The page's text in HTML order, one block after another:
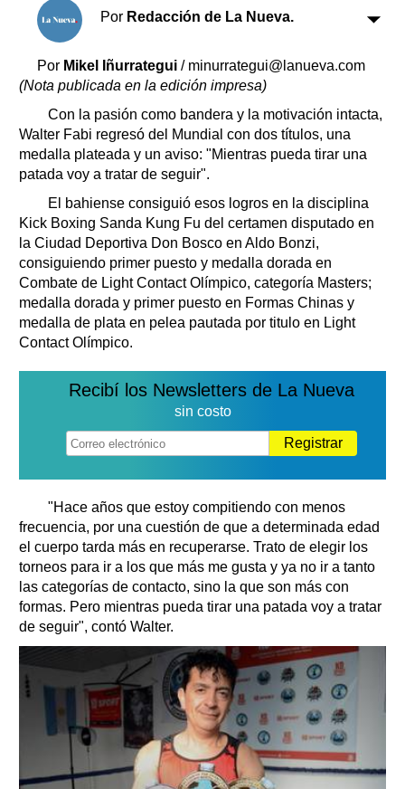
Clasificados
Horóscopo
Suplementos
Servicios
Farmacias
Transportes
Loterías
Datos Útiles
Fúnebres
Edictos
Teléfonos de urgencia
Por Redacción de La Nueva.
Por Mikel Iñurrategui / minurrategui@lanueva.com
(Nota publicada en la edición impresa)
Con la pasión como bandera y la motivación intacta,
Walter Fabi regresó del Mundial con dos títulos, una
medalla plateada y un aviso: "Mientras pueda tirar una
patada voy a tratar de seguir".
El bahiense consiguió esos logros en la disciplina
Kick Boxing Sanda Kung Fu del certamen disputado en
la Ciudad Deportiva Don Bosco en Aldo Bonzi,
consiguiendo primer puesto y medalla dorada en
Combate de Light Contact Olímpico, categoría Masters;
medalla dorada y primer puesto en Formas Chinas y
medalla de plata en pelea pautada por titulo en Light
Contact Olímpico.
Recibí los Newsletters de La Nueva
sin costo
Registrar
"Hace años que estoy compitiendo con menos
frecuencia, por una cuestión de que a determinada edad
el cuerpo tarda más en recuperarse. Trato de elegir los
torneos para ir a los que más me gusta y ya no ir a tanto
las categorías de contacto, sino la que son más con
formas. Pero mientras pueda tirar una patada voy a tratar
de seguir", contó Walter.